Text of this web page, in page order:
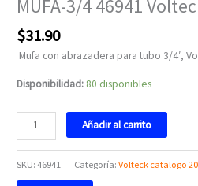
MUFA-3/4 46941
$31.90
Mufa con abrazadera para tubo 3/4′,
Disponibilidad: 80 disponibles
46941
Volteck
Añadir al carrito
SKU:46941 Categoría:Volteck catalogo